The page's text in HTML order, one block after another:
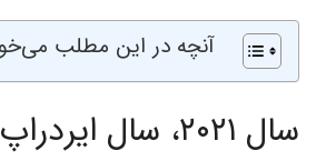
آنچه در این مطلب
سال ۲۰۲۱، سال ایردراپ های بزرگ